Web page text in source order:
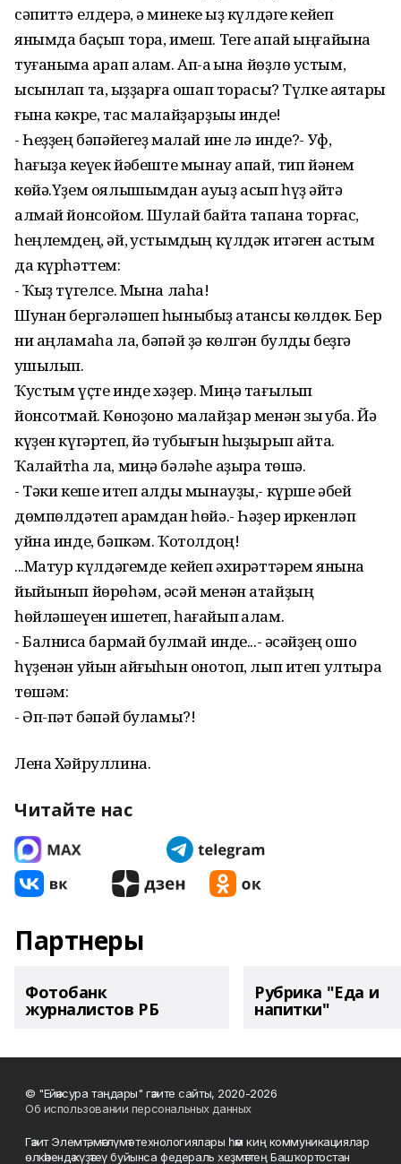
сәпиттә елдерә, ә минеке ҡыҙ күлдәге кейеп
янымда баҫып тора, имеш. Теге апай ыңғайына
туғаныма ҡарап алам. Ап-аҡ ҡына йөҙлө ҡустым,
ысынлап та, ҡыҙҙарға оҡшап торасы? Түлке аяҡтары
ғына кәкре, тас малайҙарҙыҡы инде!
- Һеҙҙең бәпәйегеҙ малай ине лә инде?- Уф,
һағыҙаҡ кеүек йәбеште мынау апай, тип йәнем
көйә.Үҙем оялышымдан ауыҙ асып һүҙ әйтә
алмай йонсойом. Шулай байтаҡ тапана торғас,
һеңлемдең, әй, ҡустымдың күлдәк итәген астым
да күрһәттем:
- Ҡыҙ түгелсе. Мына лаһа!
Шунан бергәләшеп һыныбыҙ ҡатҡансы көлдөк. Бер
ни аңламаһа ла, бәпәй ҙә көлгән булды беҙгә
ҡушылып.
Ҡустым үҫте инде хәҙер. Миңә тағылып
йонсотмай. Көноҙоно малайҙар менән зыҡ ҡуба. Йә
күҙен күгәртеп, йә тубығын һыҙырып ҡайта.
Ҡалайтһа ла, миңә бәләһе аҙыраҡ төшә.
- Тәки кеше итеп алды мынауҙы,- күрше әбей
дөмпөлдәтеп арҡамдан һөйә.- Һәҙер иркенләп
уйна инде, бәпкәм. Ҡотолдоң!
...Матур күлдәгемде кейеп әхирәттәрем янына
йыйынып йөрөһәм, әсәй менән атайҙың
һөйләшеүен ишетеп, һағайып ҡалам.
- Балнисҡа бармай булмай инде...- әсәйҙең ошо
һүҙенән уйын ҡайғыһын онотоп, лып итеп ултыра
төшәм:
- Әп-пәт бәпәй буламы?!
Лена Хәйруллина.
Читайте нас
Партнеры
Фотобанк
журналистов РБ
Рубрика "Еда и
напитки"
© "Ейәнсура таңдары" гәзите сайты, 2020-2026
Об использовании персональных данных
Гәзит Элемтә, мәғлүмәт технологиялары һәм киң коммуникациялар
өлкәһендә күҙәтеү буйынса федераль хеҙмәттең Башҡортостан